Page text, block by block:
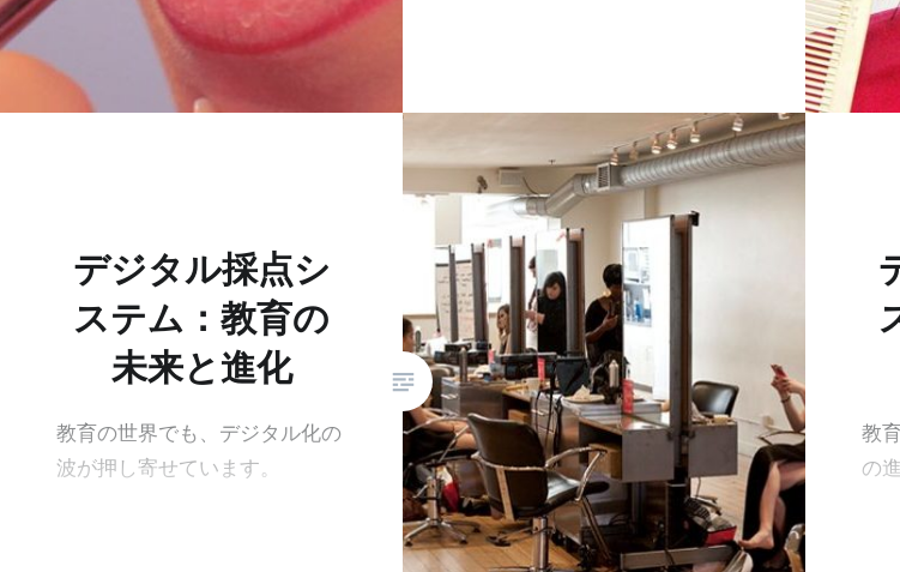
デジタル採点シ
ステム：教育の
未来と進化
教育の世界でも、デジタル化の
波が押し寄せています。
教
の